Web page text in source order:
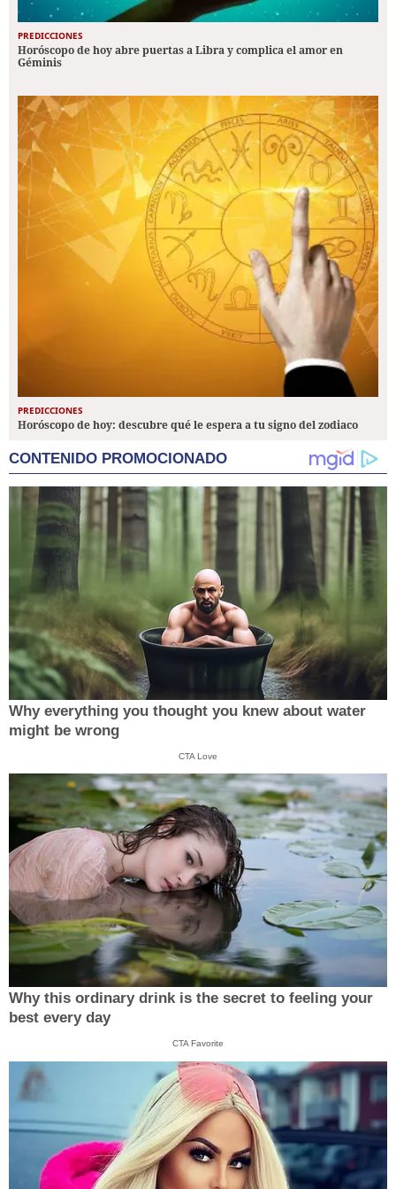
PREDICCIONES
Horóscopo de hoy abre puertas a Libra y complica el amor en
Géminis
PREDICCIONES
Horóscopo de hoy: descubre qué le espera a tu signo del zodiaco
CONTENIDO PROMOCIONADO
Why everything you thought you knew about water
might be wrong
CTA Love
Why this ordinary drink is the secret to feeling your
best every day
CTA Favorite